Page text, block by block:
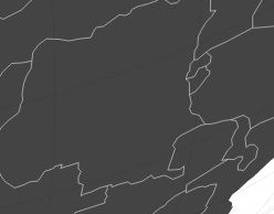
(2026. gada 7. aug 10:39:24)
www.faune-france.org
1 dienastauriņš (2026. gada 7. aug 10:39:23)
(2026. gada 7. aug 10:39:23)
(2026. gada 7. aug 10:39:22)
(2026. gada 7. aug 10:39:22)
www.faune-france.org
1 putns (2026. gada 7. aug 10:39:22)
www.ornitho.ch